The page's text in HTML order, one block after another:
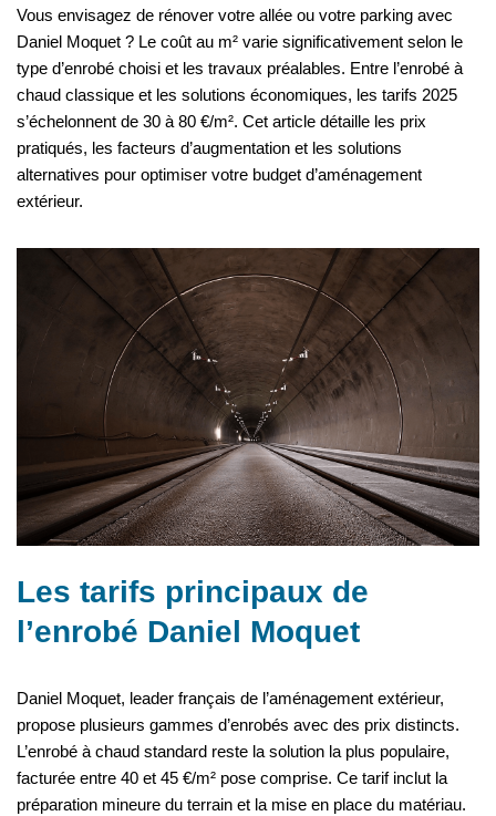
Vous envisagez de rénover votre allée ou votre parking avec
Daniel Moquet ? Le coût au m² varie significativement selon le
type d’enrobé choisi et les travaux préalables. Entre l’enrobé à
chaud classique et les solutions économiques, les tarifs 2025
s’échelonnent de 30 à 80 €/m². Cet article détaille les prix
pratiqués, les facteurs d’augmentation et les solutions
alternatives pour optimiser votre budget d’aménagement
extérieur.
Les tarifs principaux de
l’enrobé Daniel Moquet
Daniel Moquet, leader français de l’aménagement extérieur,
propose plusieurs gammes d’enrobés avec des prix distincts.
L’enrobé à chaud standard reste la solution la plus populaire,
facturée entre 40 et 45 €/m² pose comprise. Ce tarif inclut la
préparation mineure du terrain et la mise en place du matériau.